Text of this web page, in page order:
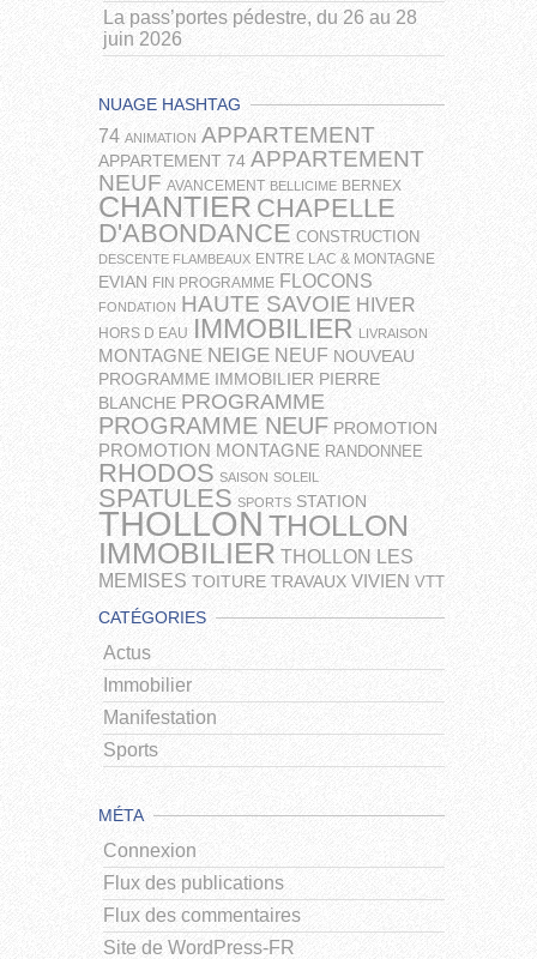
La pass’portes pédestre, du 26 au 28
juin 2026
NUAGE HASHTAG
74 ANIMATION APPARTEMENT
APPARTEMENT 74 APPARTEMENT
NEUF AVANCEMENT BELLICIME BERNEX
CHANTIER CHAPELLE
D'ABONDANCE CONSTRUCTION
DESCENTE FLAMBEAUX ENTRE LAC & MONTAGNE
EVIAN FIN PROGRAMME FLOCONS
FONDATION HAUTE SAVOIE HIVER
HORS D EAU IMMOBILIER LIVRAISON
MONTAGNE NEIGE NEUF NOUVEAU
PROGRAMME IMMOBILIER PIERRE
BLANCHE PROGRAMME
PROGRAMME NEUF PROMOTION
PROMOTION MONTAGNE RANDONNEE
RHODOS SAISON SOLEIL
SPATULES SPORTS STATION
THOLLON THOLLON
IMMOBILIER THOLLON LES
MEMISES TOITURE TRAVAUX VIVIEN VTT
CATÉGORIES
Actus
Immobilier
Manifestation
Sports
MÉTA
Connexion
Flux des publications
Flux des commentaires
Site de WordPress-FR